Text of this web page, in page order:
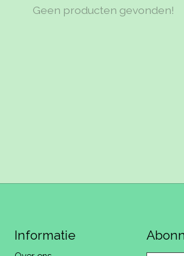
Geen producten gevonden!
Informatie